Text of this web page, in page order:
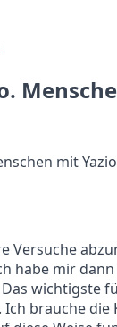
mit
Versuche
habe mir
wichtigste
Ich brauche